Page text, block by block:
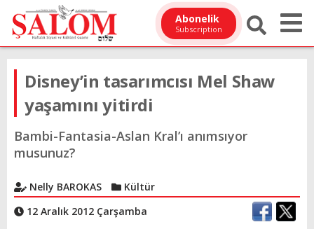
Abonelik
Subscription
Disney’in tasarımcısı Mel Shaw
yaşamını yitirdi
Bambi-Fantasia-Aslan Kral’ı anımsıyor
musunuz?
Nelly BAROKAS
Kültür
12 Aralık 2012 Çarşamba